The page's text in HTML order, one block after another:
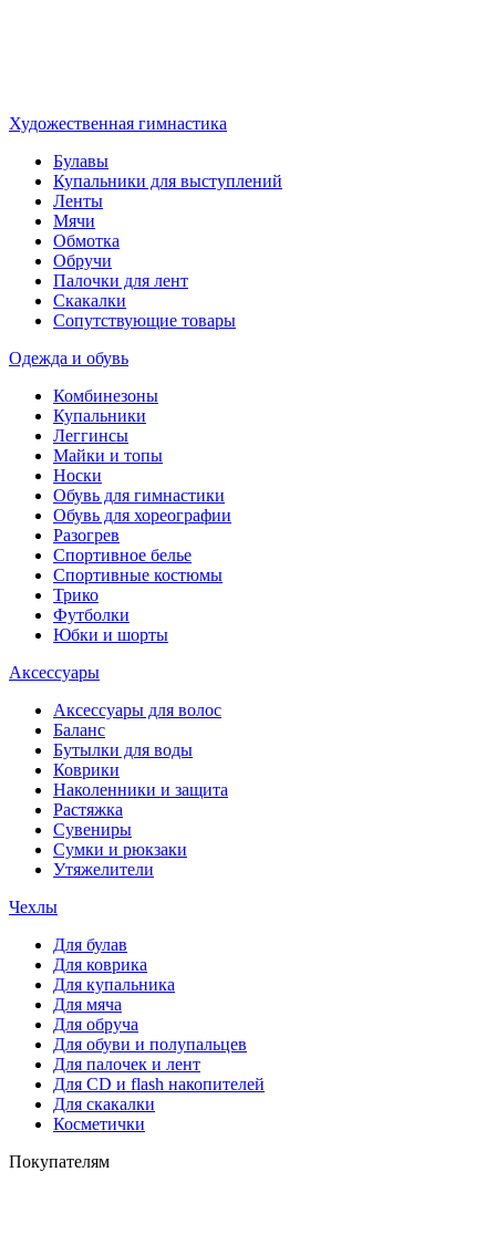
Художественная гимнастика
Булавы
Купальники для выступлений
Ленты
Мячи
Обмотка
Обручи
Палочки для лент
Скакалки
Сопутствующие товары
Одежда и обувь
Комбинезоны
Купальники
Леггинсы
Майки и топы
Носки
Обувь для гимнастики
Обувь для хореографии
Разогрев
Спортивное белье
Спортивные костюмы
Трико
Футболки
Юбки и шорты
Аксессуары
Аксессуары для волос
Баланс
Бутылки для воды
Коврики
Наколенники и защита
Растяжка
Сувениры
Сумки и рюкзаки
Утяжелители
Чехлы
Для булав
Для коврика
Для купальника
Для мяча
Для обруча
Для обуви и полупальцев
Для палочек и лент
Для СD и flash накопителей
Для скакалки
Косметички
Покупателям